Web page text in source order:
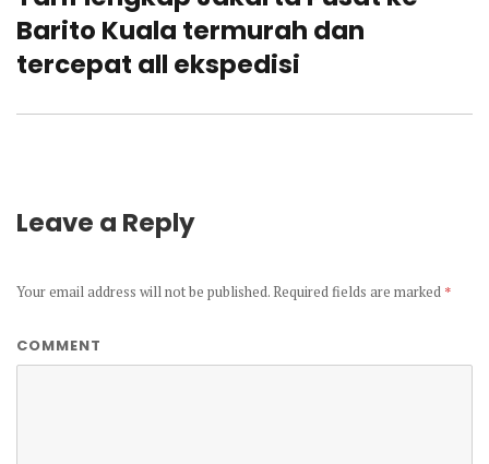
post:
Barito Kuala termurah dan
tercepat all ekspedisi
Leave a Reply
Your email address will not be published. Required fields are marked *
COMMENT